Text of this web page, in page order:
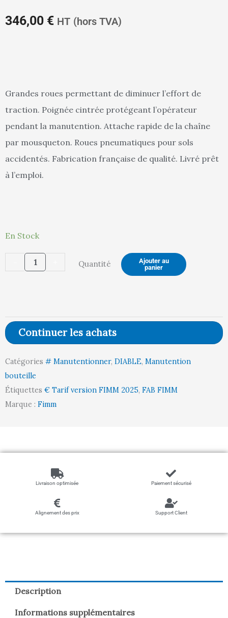
346,00 €prix
est :
HT (hors TVA)
Grandes roues permettant de diminuer l’effort de
traction. Poignée cintrée protégeant l’opérateur
pendant la manutention. Attache rapide de la chaîne
par mousqueton. Roues pneumatiques pour sols
accidentés. Fabrication française de qualité. Livré prêt
à l’emploi.
En Stock
quantité
PN
250
Quantité
Ajouter au
panier
Continuer les achats
Catégories # Manutentionner, DIABLE, Manutention
bouteille
Étiquettes € Tarif version FIMM 2025, FAB FIMM
Marque : Fimm
Livraison optimisée Paiement sécurisé
Alignement des prix Support Client
Description
Informations supplémentaires